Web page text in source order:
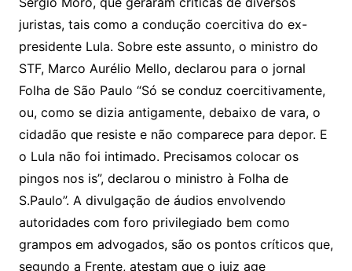
juristas, tais como a condução coercitiva do ex-
presidente Lula. Sobre este assunto, o ministro do
STF, Marco Aurélio Mello, declarou para o jornal
Folha de São Paulo “Só se conduz coercitivamente,
ou, como se dizia antigamente, debaixo de vara, o
cidadão que resiste e não comparece para depor. E
o Lula não foi intimado. Precisamos colocar os
pingos nos is”, declarou o ministro à Folha de
S.Paulo”. A divulgação de áudios envolvendo
autoridades com foro privilegiado bem como
grampos em advogados, são os pontos críticos que,
segundo a Frente, atestam que o juiz age